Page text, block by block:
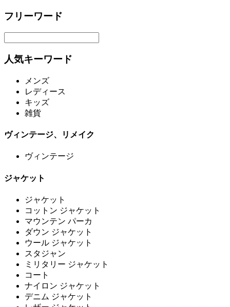
フリーワード
人気キーワード
メンズ
レディース
キッズ
雑貨
ヴィンテージ、リメイク
ヴィンテージ
ジャケット
ジャケット
コットン ジャケット
マウンテン パーカ
ダウン ジャケット
ウール ジャケット
スタジャン
ミリタリー ジャケット
コート
ナイロン ジャケット
デニム ジャケット